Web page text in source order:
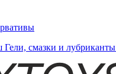
Гели, смазки и лубриканты